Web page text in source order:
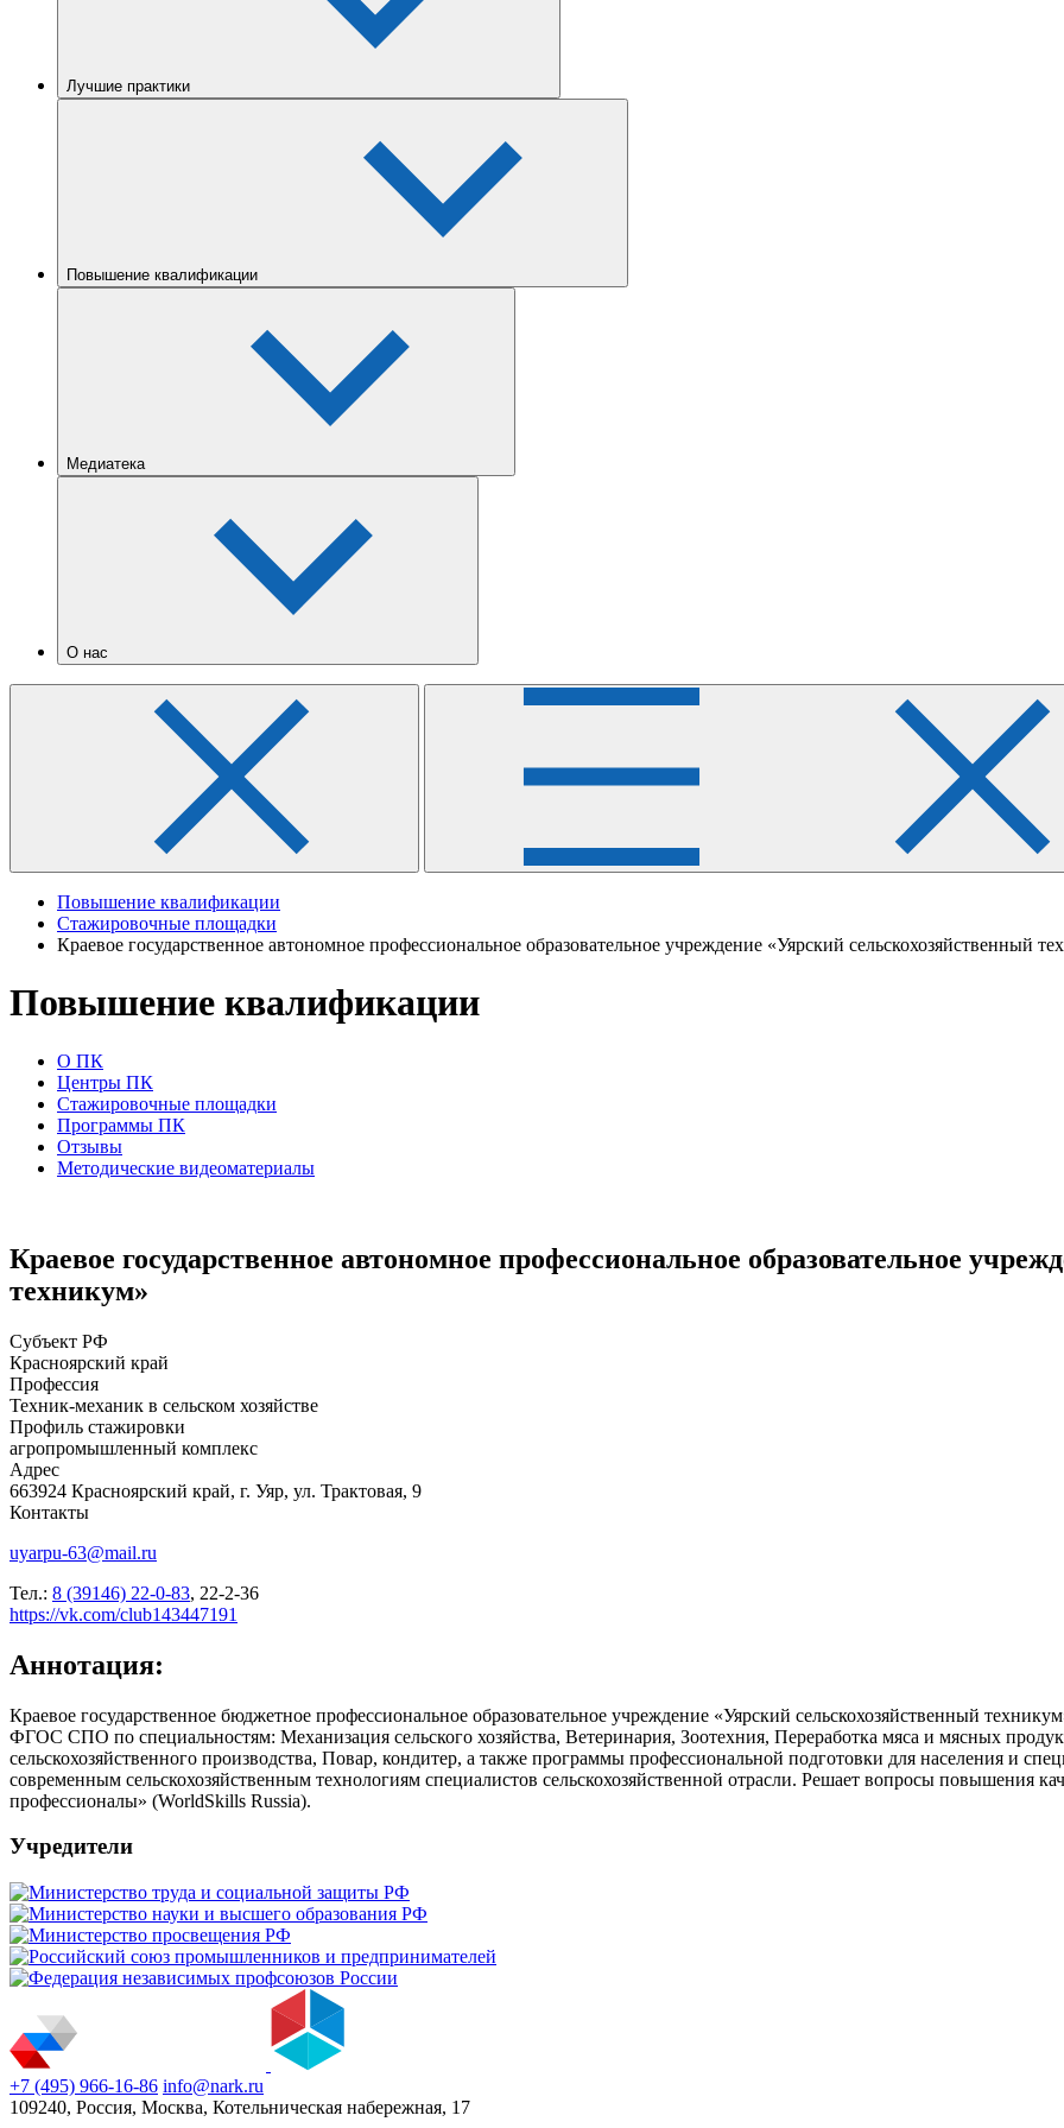
Лучшие практики
Повышение квалификации
Медиатека
О нас
Повышение квалификации
Стажировочные площадки
Краевое государственное автономное профессиональное образовательное учреждение «Уярский сельскохозяйственный
Повышение квалификации
О ПК
Центры ПК
Стажировочные площадки
Программы ПК
Отзывы
Методические видеоматериалы
Краевое государственное автономное профессиональное образовательное
техникум»
Субъект РФ
Красноярский край
Профессия
Техник-механик в сельском хозяйстве
Профиль стажировки
агропромышленный комплекс
Адрес
663924 Красноярский край, г. Уяр, ул. Трактовая, 9
Контакты
uyarpu-63@mail.ru
Тел.: 8 (39146) 22-0-83, 22-2-36
https://vk.com/club143447191
Аннотация:
Краевое государственное бюджетное профессиональное образовательное учреждение «Уярский сельскохозяйственный
ФГОС СПО по специальностям: Механизация сельского хозяйства, Ветеринария, Зоотехния, Переработка мяса и мясных
сельскохозяйственного производства, Повар, кондитер, а также программы профессиональной подготовки для населения и
современным сельскохозяйственным технологиям специалистов сельскохозяйственной отрасли. Решает вопросы повышения
профессионалы» (WorldSkills Russia).
Учредители
+7 (495) 966-16-86 info@nark.ru
109240, Россия, Москва, Котельническая набережная, 17